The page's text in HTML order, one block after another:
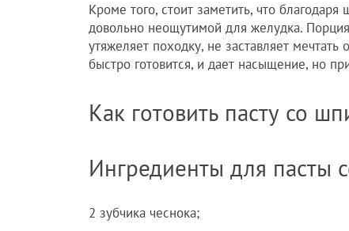
Кроме того, стоит заметить, что благодаря
довольно неощутимой для желудка.
утяжеляет походку, не заставляет
быстро готовится, и дает насыщение, но
Как готовить пасту со
Ингредиенты для
2 зубчика чеснока;